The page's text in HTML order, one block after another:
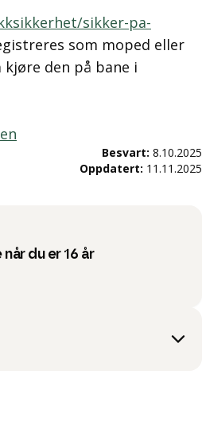
sikker-pa-
som moped eller
den på bane i
Besvart: 8.10.2025
Oppdatert: 11.11.2025
du er 16 år